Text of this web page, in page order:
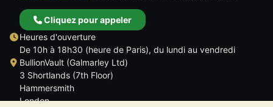
Cliquez pour appeler
Heures d'ouverture
De 10h à 18h30 (heure de Paris), du lundi au vendredi
BullionVault (Galmarley Ltd)
3 Shortlands (7th Floor)
Hammersmith
London